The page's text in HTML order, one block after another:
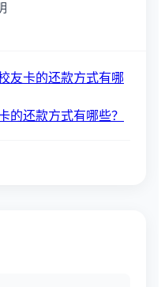
友卡的还款方式有哪
的还款方式有哪些？